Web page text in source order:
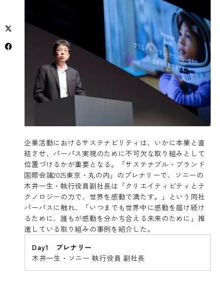
企業活動におけるサステナビリティは、いかに本業と直
結させ、パーパス実現のために不可欠な取り組みとして
位置づけるかが重要となる。「サステナブル・ブランド
国際会議2025東京・丸の内」のプレナリーで、ソニーの
木井一生・執行役員副社長は「クリエイティビティとテ
クノロジーの力で、世界を感動で満たす。」という同社
パーパスに触れ、「いつまでも世界中に感動を届け続け
るために、誰もが感動を分かち合える未来のために」推
進している取り組みの事例を紹介した。
Day1 プレナリー
木井一生・ソニー 執行役員 副社長